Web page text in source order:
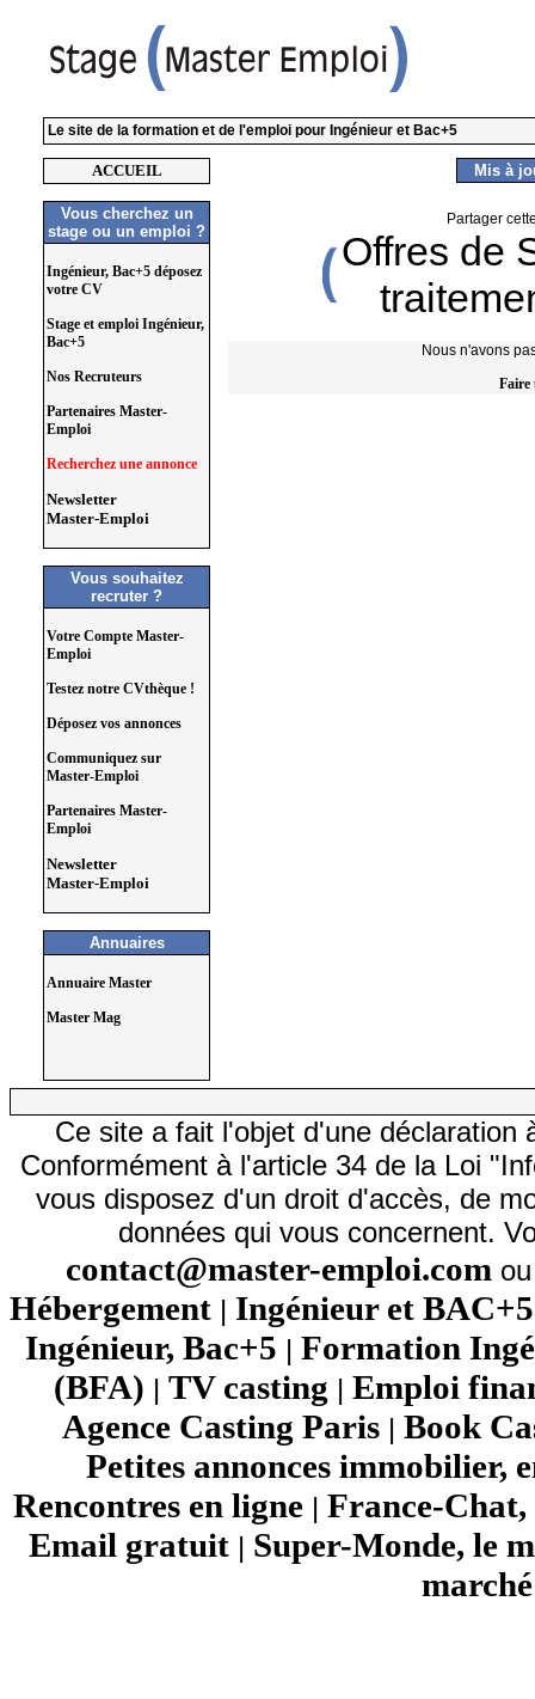
Le site de la formation et de l'emploi pour Ingénieur et Bac+5
ACCUEIL
Vous cherchez un
stage ou un emploi ?
Ingénieur, Bac+5 déposez
votre CV
Stage et emploi Ingénieur,
Bac+5
Nos Recruteurs
Partenaires Master-
Emploi
Recherchez une annonce
Newsletter
Master-Emploi
Vous souhaitez
recruter ?
Votre Compte Master-
Emploi
Testez notre CVthèque !
Déposez vos annonces
Communiquez sur
Master-Emploi
Partenaires Master-
Emploi
Newsletter
Master-Emploi
Annuaires
Annuaire Master
Master Mag
Mis à
Partager
Offres de
Nous n'avons
Faire
Ce site a fait l'objet d'une déclaration
Conformément à l'article 34 de la Loi
vous disposez d'un droit d'accès, de
données qui vous concernent.
contact@master-emploi.com
Hébergement | Ingénieur et
Ingénieur, Bac+5 | Formation
(BFA) | TV casting | Emploi
Agence Casting Paris | Book
Petites annonces immobilier,
Rencontres en ligne | France-Chat,
Email gratuit| Super-Monde, le